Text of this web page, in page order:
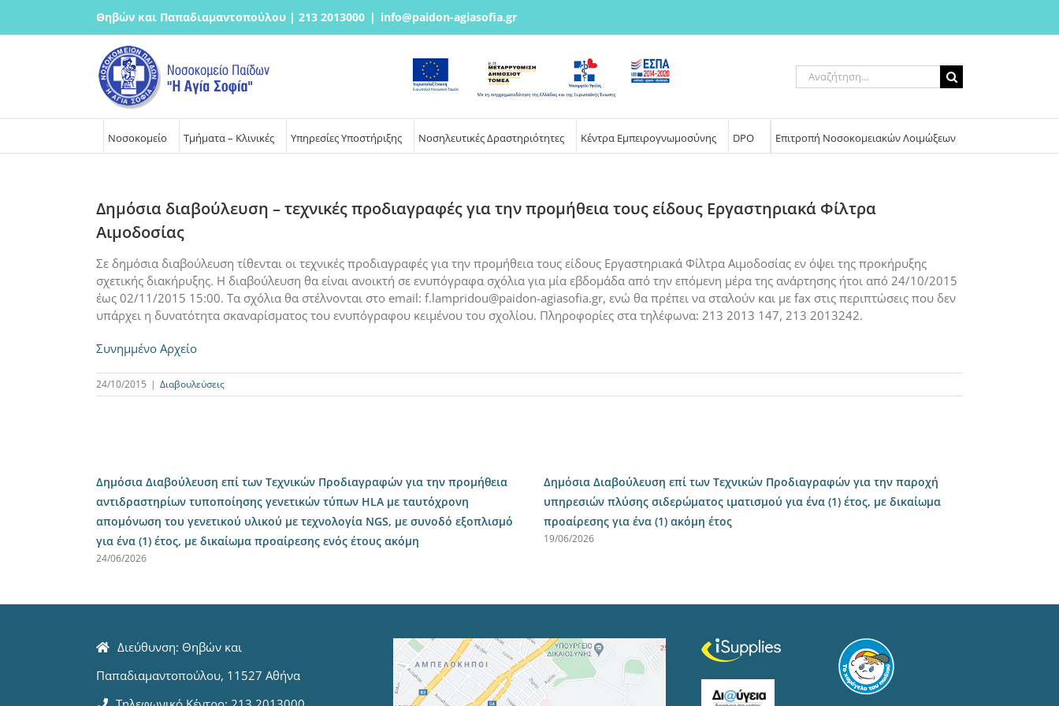
Θηβών και Παπαδιαμαντοπούλου | 213 2013000 | info@paidon-agiasofia.gr
Αναζήτηση
για:
Νοσοκομείο Τμήματα – Κλινικές Υπηρεσίες Υποστήριξης Νοσηλευτικές Δραστηριότητες Κέντρα Εμπειρογνωμοσύνης DPO Επιτροπή Νοσοκομειακών Λοιμώξεων
Δημόσια διαβούλευση – τεχνικές προδιαγραφές για την προμήθεια τους είδους Εργαστηριακά Φίλτρα
Αιμοδοσίας
Σε δημόσια διαβούλευση τίθενται οι τεχνικές προδιαγραφές για την προμήθεια τους είδους Εργαστηριακά Φίλτρα Αιμοδοσίας εν όψει της προκήρυξης
σχετικής διακήρυξης. Η διαβούλευση θα είναι ανοικτή σε ενυπόγραφα σχόλια για μία εβδομάδα από την επόμενη μέρα της ανάρτησης ήτοι από 24/10/2015
έως 02/11/2015 15:00. Τα σχόλια θα στέλνονται στο email: f.lampridou@paidon-agiasofia.gr, ενώ θα πρέπει να σταλούν και με fax στις περιπτώσεις που δεν
υπάρχει η δυνατότητα σκαναρίσματος του ενυπόγραφου κειμένου του σχολίου. Πληροφορίες στα τηλέφωνα: 213 2013 147, 213 2013242.
Συνημμένο Αρχείο
24/10/2015 | Διαβουλεύσεις
Δημόσια Διαβούλευση επί των Τεχνικών Προδιαγραφών για την προμήθεια
αντιδραστηρίων τυποποίησης γενετικών τύπων HLA με ταυτόχρονη
απομόνωση του γενετικού υλικού με τεχνολογία NGS, με συνοδό εξοπλισμό
για ένα (1) έτος, με δικαίωμα προαίρεσης ενός έτους ακόμη
24/06/2026
Δημόσια Διαβούλευση επί των Τεχνικών Προδιαγραφών για την παροχή
υπηρεσιών πλύσης σιδερώματος ιματισμού για ένα (1) έτος, με δικαίωμα
προαίρεσης για ένα (1) ακόμη έτος
19/06/2026
Διεύθυνση: Θηβών και
Παπαδιαμαντοπούλου, 11527 Αθήνα